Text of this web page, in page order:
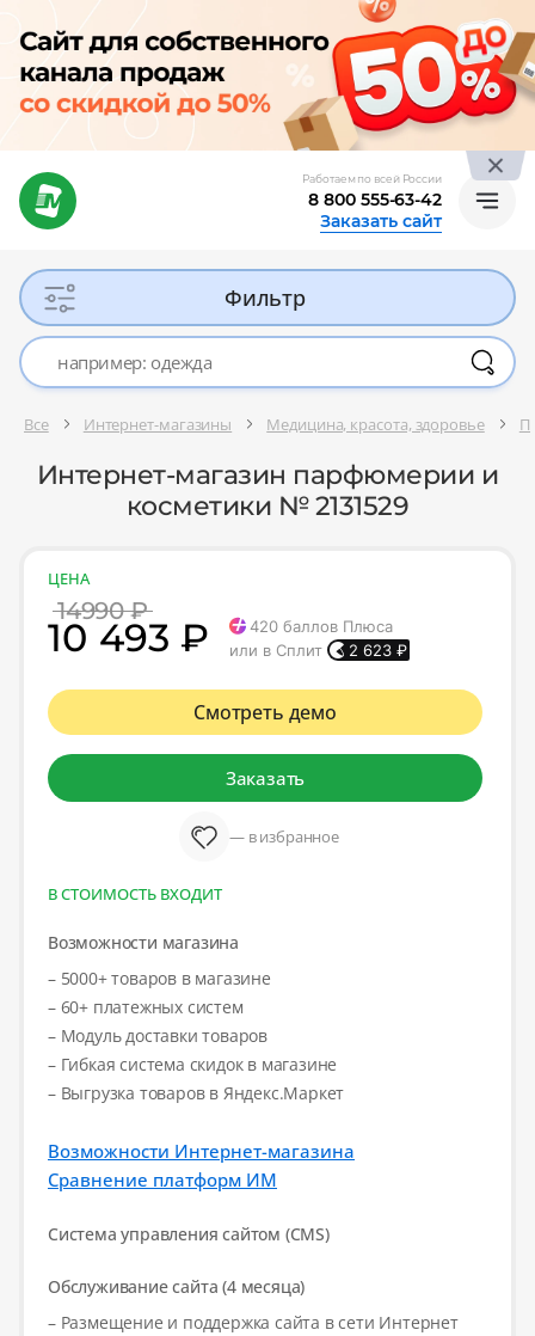
Работаем по всей России
8 800 555-63-42
Заказать сайт
Фильтр
Все Интернет-магазины Медицина, красота, здоровье
Интернет-магазин парфюмерии и
косметики № 2131529
ЦЕНА
14990 ₽
10 493 ₽ 420баллов Плюса
или в Сплит
2 623₽
Смотреть демо
Заказать
— в избранное
В СТОИМОСТЬ ВХОДИТ
Возможности магазина
– 5000+ товаров в магазине
– 60+ платежных систем
– Модуль доставки товаров
– Гибкая система скидок в магазине
– Выгрузка товаров в Яндекс.Маркет
Возможности Интернет-магазина
Сравнение платформ ИМ
Система управления сайтом (CMS)
Обслуживание сайта (4 месяца)
– Размещение и поддержка сайта в сети Интернет